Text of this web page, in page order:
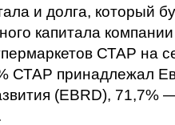
и долга, который
капитала
СТАР на
СТАР принадлежал
(EBRD), 71,7%